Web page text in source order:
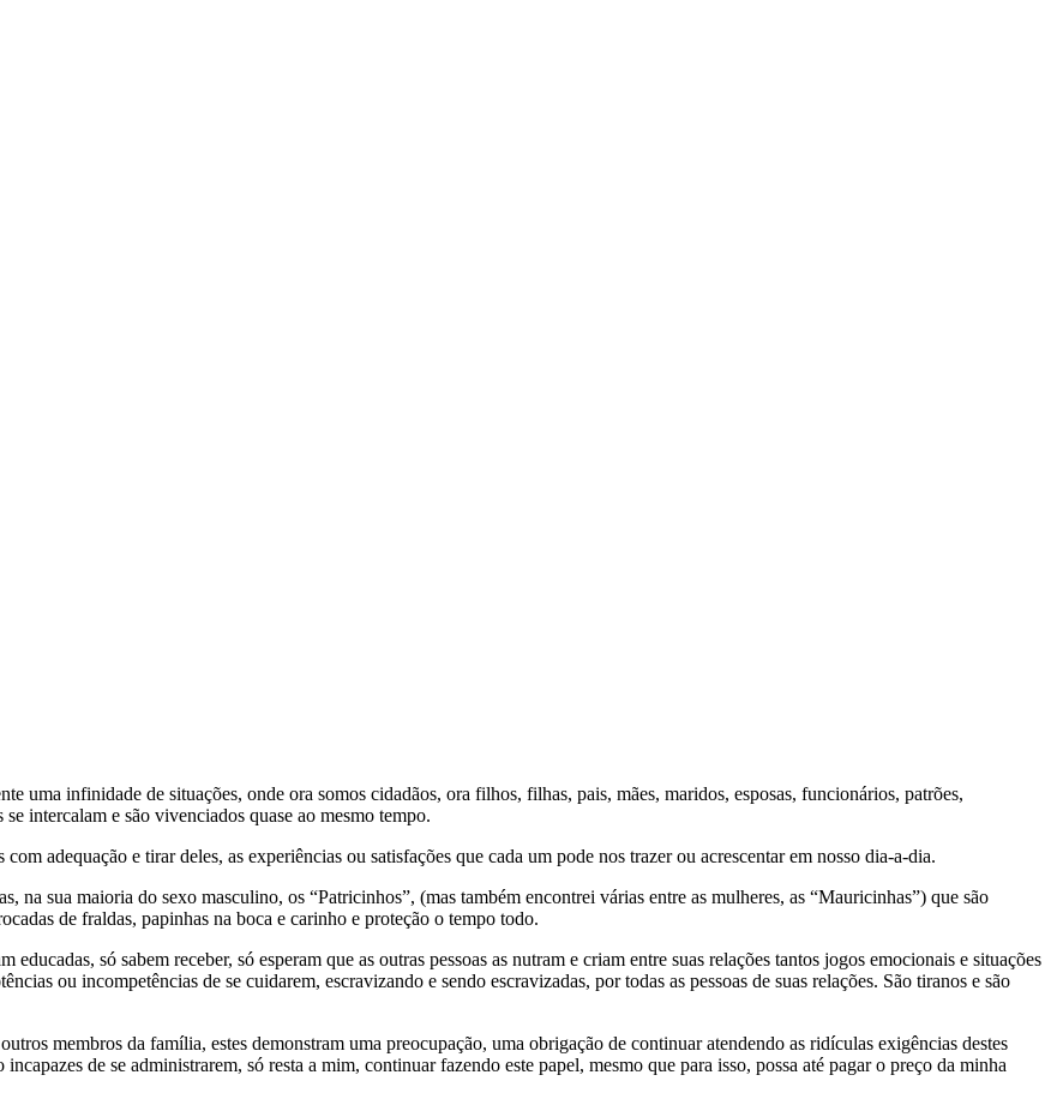
uma infinidade de situações, onde ora somos cidadãos, ora filhos, filhas, pais, mães, maridos, esposas, funcionários, patrões,
intercalam e são vivenciados quase ao mesmo tempo.
adequação e tirar deles, as experiências ou satisfações que cada um pode nos trazer ou acrescentar em nosso dia-a-dia.
na sua maioria do sexo masculino, os “Patricinhos”, (mas também encontrei várias entre as mulheres, as “Mauricinhas”) que são
de fraldas, papinhas na boca e carinho e proteção o tempo todo.
só sabem receber, só esperam que as outras pessoas as nutram e criam entre suas relações tantos jogos emocionais e situações
ou incompetências de se cuidarem, escravizando e sendo escravizadas, por todas as pessoas de suas relações. São tiranos e são
membros da família, estes demonstram uma preocupação, uma obrigação de continuar atendendo as ridículas exigências destes
de se administrarem, só resta a mim, continuar fazendo este papel, mesmo que para isso, possa até pagar o preço da minha